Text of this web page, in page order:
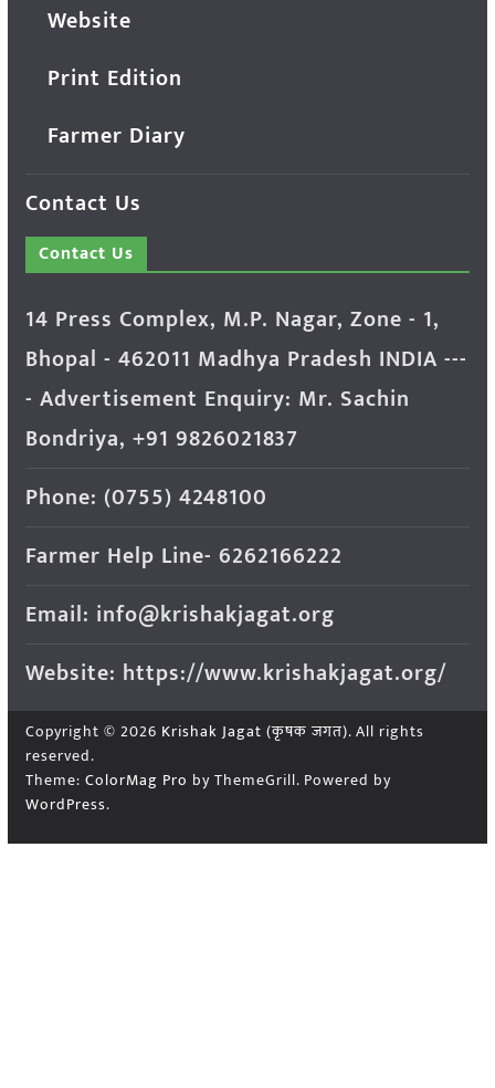
Website
Print Edition
Farmer Diary
Contact Us
Contact Us
14 Press Complex, M.P. Nagar, Zone - 1,
Bhopal - 462011 Madhya Pradesh INDIA ---
- Advertisement Enquiry: Mr. Sachin
Bondriya, +91 9826021837
Phone: (0755) 4248100
Farmer Help Line- 6262166222
Email: info@krishakjagat.org
Website: https://www.krishakjagat.org/
Copyright © 2026 Krishak Jagat (कृषक जगत). All rights
reserved.
Theme: ColorMag Pro by ThemeGrill. Powered by
WordPress.